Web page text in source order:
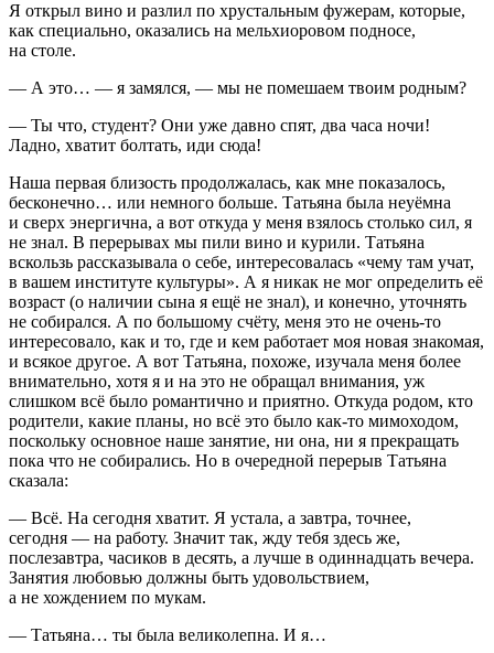
Я открыл вино и разлил по хрустальным фужерам, которые,
как специально, оказались на мельхиоровом подносе,
на столе.
— А это… — я замялся, — мы не помешаем твоим родным?
— Ты что, студент? Они уже давно спят, два часа ночи!
Ладно, хватит болтать, иди сюда!
Наша первая близость продолжалась, как мне показалось,
бесконечно… или немного больше. Татьяна была неуёмна
и сверх энергична, а вот откуда у меня взялось столько сил, я
не знал. В перерывах мы пили вино и курили. Татьяна
вскользь рассказывала о себе, интересовалась «чему там учат,
в вашем институте культуры». А я никак не мог определить её
возраст (о наличии сына я ещё не знал), и конечно, уточнять
не собирался. А по большому счёту, меня это не очень-то
интересовало, как и то, где и кем работает моя новая знакомая,
и всякое другое. А вот Татьяна, похоже, изучала меня более
внимательно, хотя я и на это не обращал внимания, уж
слишком всё было романтично и приятно. Откуда родом, кто
родители, какие планы, но всё это было как-то мимоходом,
поскольку основное наше занятие, ни она, ни я прекращать
пока что не собирались. Но в очередной перерыв Татьяна
сказала:
— Всё. На сегодня хватит. Я устала, а завтра, точнее,
сегодня — на работу. Значит так, жду тебя здесь же,
послезавтра, часиков в десять, а лучше в одиннадцать вечера.
Занятия любовью должны быть удовольствием,
а не хождением по мукам.
— Татьяна… ты была великолепна. И я…